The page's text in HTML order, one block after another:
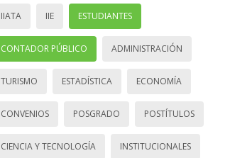
IIATA IIE ESTUDIANTES
CONTADOR PÚBLICO ADMINISTRACIÓN
TURISMO ESTADÍSTICA ECONOMÍA
CONVENIOS POSGRADO POSTÍTULOS
CIENCIA Y TECNOLOGÍA INSTITUCIONALES